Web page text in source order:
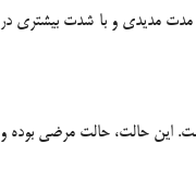
مدت مديدي و با شدت بيشتري در
اين حالت، حالت مرضي بوده و